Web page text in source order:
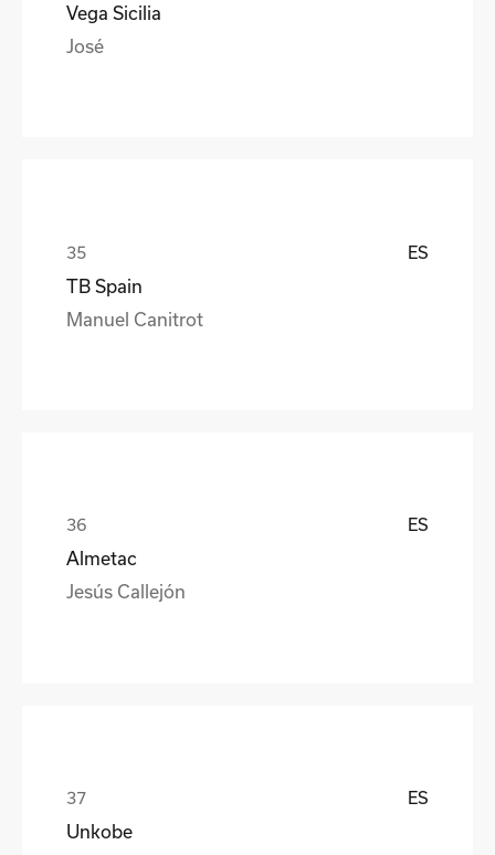
Vega Sicilia
José
ES
TB Spain
Manuel Canitrot
ES
Almetac
Jesús Callejón
ES
Unkobe